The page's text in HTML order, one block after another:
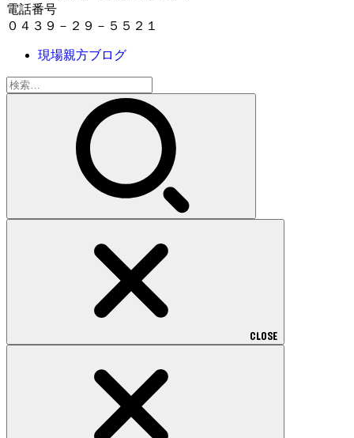
電話番号
０４３９－２９－５５２１
現場親方ブログ
検
索:
CLOSE